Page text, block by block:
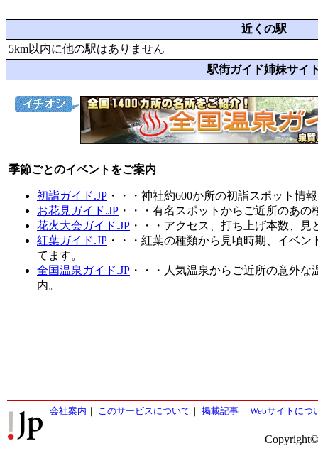
近くの駅
5km以内に他の駅はありません
駅街ガイド姉妹サイ
季節ごとのイベントをご案内
初詣ガイド.JP ・・・神社約600か所の初詣スポット情
お花見ガイド.JP ・・・有名スポットからご近所のあ
花火大会ガイド.JP ・・・アクセス、打ち上げ本数、
紅葉ガイド.JP ・・・紅葉の種類から見頃時期、イベ
てます。
全国温泉ガイド.JP ・・・人気温泉からご近所の意外
内。
会社案内 ｜ このサービスについて ｜ 掲載記事 ｜ Webサイトにつ